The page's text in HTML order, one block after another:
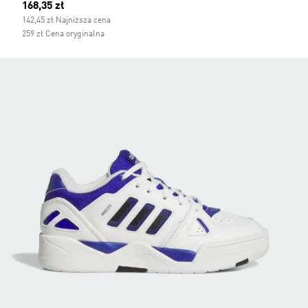
Bieżąca cena
168,35 zł
142,45 zł Najniższa cena
259 zł Cena oryginalna